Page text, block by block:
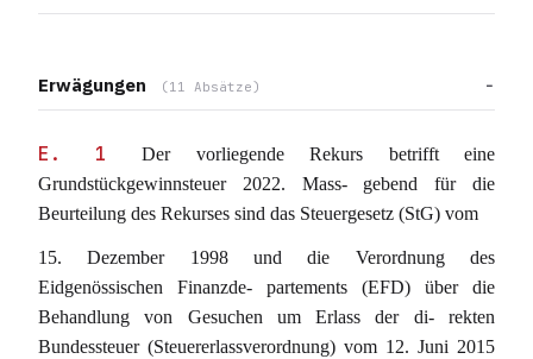
Erwägungen (11 Absätze)
E. 1
Der vorliegende Rekurs betrifft eine
Grundstückgewinnsteuer 2022. Mass- gebend für die
Beurteilung des Rekurses sind das Steuergesetz (StG) vom
15. Dezember 1998 und die Verordnung des
Eidgenössischen Finanzde- partements (EFD) über die
Behandlung von Gesuchen um Erlass der di- rekten
Bundessteuer (Steuererlassverordnung) vom 12. Juni 2015